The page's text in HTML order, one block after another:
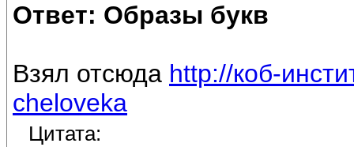
Ответ: Образы букв
Взял отсюда http://коб-
cheloveka
Цитата: